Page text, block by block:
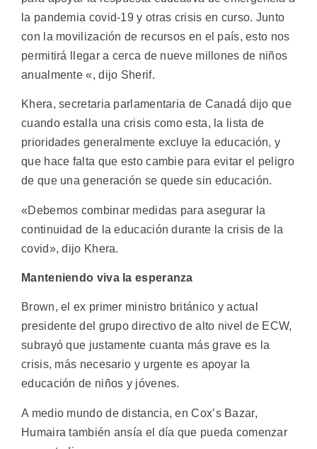
la pandemia covid-19 y otras crisis en curso. Junto
con la movilización de recursos en el país, esto nos
permitirá llegar a cerca de nueve millones de niños
anualmente «, dijo Sherif.
Khera, secretaria parlamentaria de Canadá dijo que
cuando estalla una crisis como esta, la lista de
prioridades generalmente excluye la educación, y
que hace falta que esto cambie para evitar el peligro
de que una generación se quede sin educación.
«Debemos combinar medidas para asegurar la
continuidad de la educación durante la crisis de la
covid», dijo Khera.
Manteniendo viva la esperanza
Brown, el ex primer ministro británico y actual
presidente del grupo directivo de alto nivel de ECW,
subrayó que justamente cuanta más grave es la
crisis, más necesario y urgente es apoyar la
educación de niños y jóvenes.
A medio mundo de distancia, en Cox’s Bazar,
Humaira también ansía el día que pueda comenzar